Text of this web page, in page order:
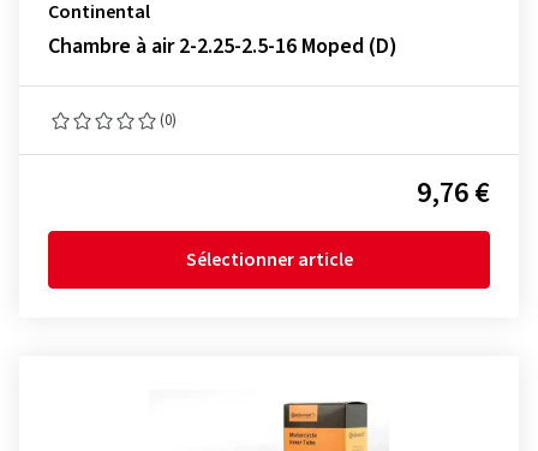
Continental
Chambre à air 2-2.25-2.5-16 Moped (D)
(0)
9,76 €
Sélectionner article